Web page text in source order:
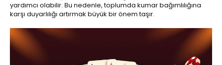
yardımcı olabilir. Bu nedenle, toplumda kumar bağımlılığına
karşı duyarlılığı artırmak büyük bir önem taşır.